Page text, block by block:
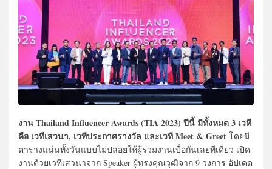
งาน Thailand Influencer Awards (TIA 2023) ปีนี้ มีทั้งหมด 3 เวที
คือ เวทีเสวนา, เวทีประกาศรางวัล และเวที Meet & Greet โดยมี
ตารางแน่นทั้งวันแบบไม่ปล่อยให้ผู้ร่วมงานเบื่อกันเลยทีเดียว เปิด
งานด้วยเวทีเสวนาจาก Speaker ผู้ทรงคุณวุฒิจาก 9 วงการ อัปเดต